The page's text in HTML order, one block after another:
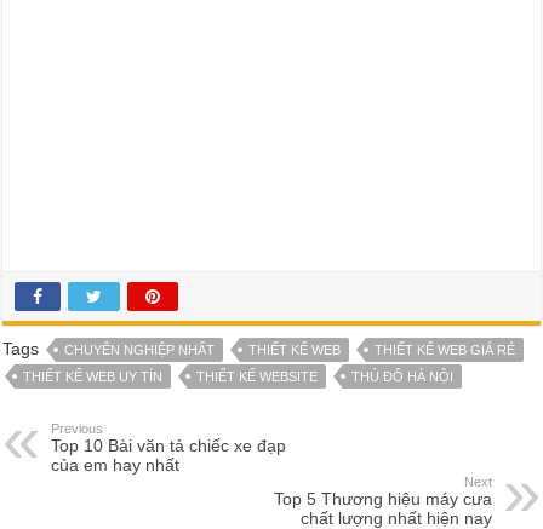
Tags CHUYÊN NGHIỆP NHẤT THIẾT KẾ WEB
THIẾT KẾ WEB GIÁ RẺ
THIẾT KẾ WEB UY TÍN
THIẾT KẾ WEBSITE THỦ ĐÔ HÀ NỘI
Previous
Top 10 Bài văn tả chiếc xe đạp
của em hay nhất
Next
Top 5 Thương hiệu máy cưa
chất lượng nhất hiện nay